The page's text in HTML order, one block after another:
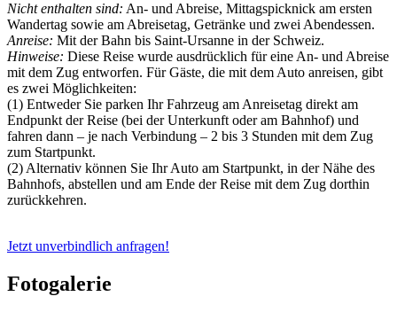
Nicht enthalten sind: An- und Abreise, Mittagspicknick am ersten
Wandertag sowie am Abreisetag, Getränke und zwei Abendessen.
Anreise: Mit der Bahn bis Saint-Ursanne in der Schweiz.
Hinweise: Diese Reise wurde ausdrücklich für eine An- und Abreise
mit dem Zug entworfen. Für Gäste, die mit dem Auto anreisen, gibt
es zwei Möglichkeiten:
(1) Entweder Sie parken Ihr Fahrzeug am Anreisetag direkt am
Endpunkt der Reise (bei der Unterkunft oder am Bahnhof) und
fahren dann – je nach Verbindung – 2 bis 3 Stunden mit dem Zug
zum Startpunkt.
(2) Alternativ können Sie Ihr Auto am Startpunkt, in der Nähe des
Bahnhofs, abstellen und am Ende der Reise mit dem Zug dorthin
zurückkehren.
Jetzt unverbindlich anfragen!
Fotogalerie